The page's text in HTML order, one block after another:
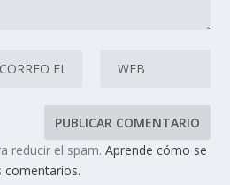
reducir el spam.Aprende cómo se
comentarios.